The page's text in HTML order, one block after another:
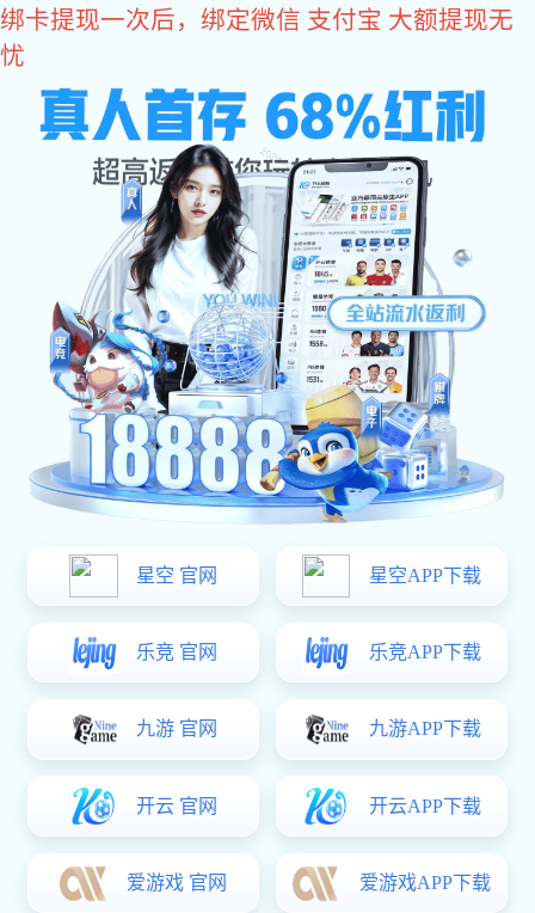
新航娱乐
进口风批 气动扳手 砂纸机 打磨工具